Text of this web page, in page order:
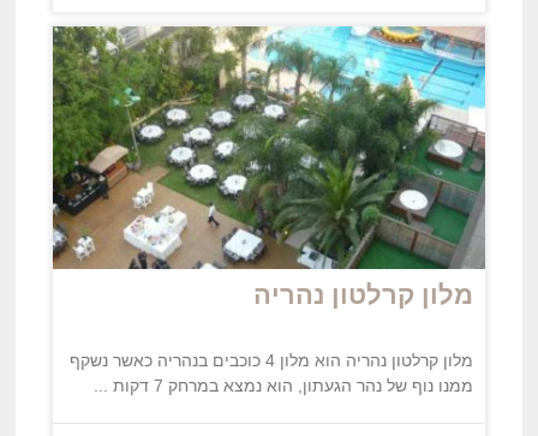
מלון קרלטון נהריה
מלון קרלטון נהריה הוא מלון 4 כוכבים בנהריה כאשר נשקף
ממנו נוף של נהר הגעתון, הוא נמצא במרחק 7 דקות ...